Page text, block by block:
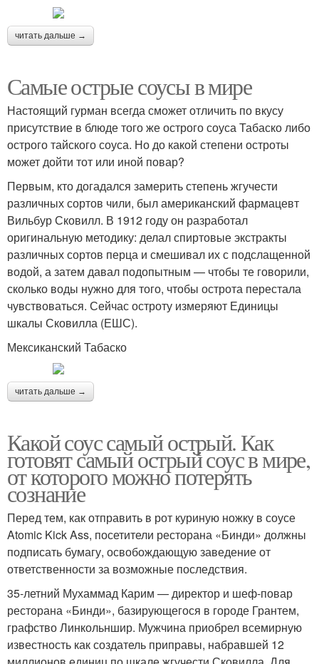
читать дальше →
Самые острые соусы в мире
Настоящий гурман всегда сможет отличить по вкусу
присутствие в блюде того же острого соуса Табаско либо
острого тайского соуса. Но до какой степени остроты
может дойти тот или иной повар?
Первым, кто догадался замерить степень жгучести
различных сортов чили, был американский фармацевт
Вильбур Сковилл. В 1912 году он разработал
оригинальную методику: делал спиртовые экстракты
различных сортов перца и смешивал их с подслащенной
водой, а затем давал подопытным — чтобы те говорили,
сколько воды нужно для того, чтобы острота перестала
чувствоваться. Сейчас остроту измеряют Единицы
шкалы Сковилла (ЕШС).
Мексиканский Табаско
читать дальше →
Какой соус самый острый. Как
готовят самый острый соус в мире,
от которого можно потерять
сознание
Перед тем, как отправить в рот куриную ножку в соусе
Atomic Kick Ass, посетители ресторана «Бинди» должны
подписать бумагу, освобождающую заведение от
ответственности за возможные последствия.
35-летний Мухаммад Карим — директор и шеф-повар
ресторана «Бинди», базирующегося в городе Грантем,
графство Линкольншир. Мужчина приобрел всемирную
известность как создатель приправы, набравшей 12